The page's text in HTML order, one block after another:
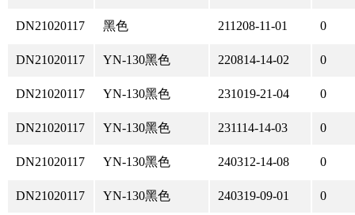
DN21020117 黑色 211208-11-01 0
DN21020117 YN-130黑色 220814-14-02 0
DN21020117 YN-130黑色 231019-21-04 0
DN21020117 YN-130黑色 231114-14-03 0
DN21020117 YN-130黑色 240312-14-08 0
DN21020117 YN-130黑色 240319-09-01 0